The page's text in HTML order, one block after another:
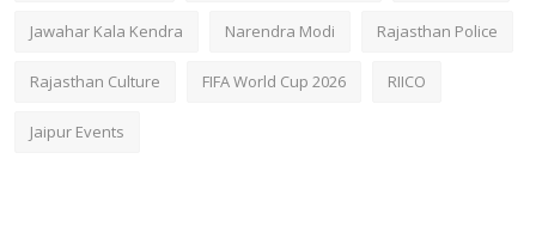
Jawahar Kala Kendra Narendra Modi Rajasthan Police
Rajasthan Culture FIFA World Cup 2026 RIICO
Jaipur Events